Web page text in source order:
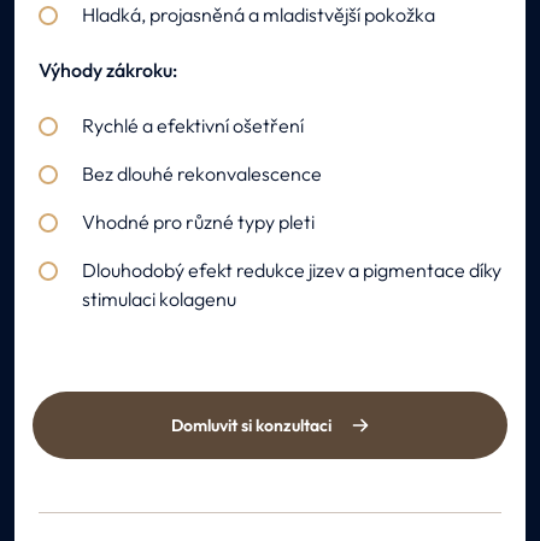
Hladká, projasněná a mladistvější pokožka
Výhody zákroku:
Rychlé a efektivní ošetření
Bez dlouhé rekonvalescence
Vhodné pro různé typy pleti
Dlouhodobý efekt redukce jizev a pigmentace díky
stimulaci kolagenu
Domluvit si konzultaci